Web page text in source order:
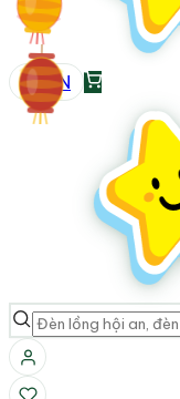
VI/EN